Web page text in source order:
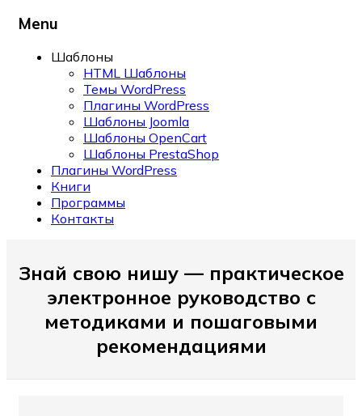
Menu
Шаблоны
HTML Шаблоны
Темы WordPress
Плагины WordPress
Шаблоны Joomla
Шаблоны OpenCart
Шаблоны PrestaShop
Плагины WordPress
Книги
Программы
Контакты
Знай свою нишу — практическое
электронное руководство с
методиками и пошаговыми
рекомендациями